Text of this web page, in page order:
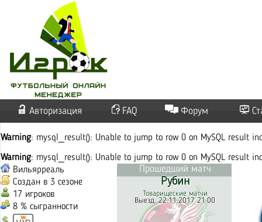
Авторизация FAQ Форум
Warning: mysql_result(): Unable to jump to row 0 on MySQL result
Warning: mysql_result(): Unable to jump to row 0 on MySQL result
Вильярреаль
Создан в 3 сезоне
17 игроков
8 % сыгранности
Прошедший матч
Рубин
Товарищеские матчи
Выезд. 22.11.2017 21:00